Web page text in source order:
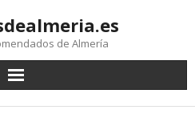
de Almería